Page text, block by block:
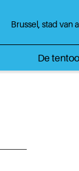
Brussel, stad van
De